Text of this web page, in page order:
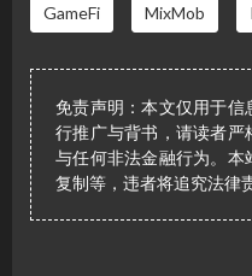
GameFi MixMob
免责声明：本文仅用于信
行推广与背书，请读者严
与任何非法金融行为。本
复制等，违者将追究法律